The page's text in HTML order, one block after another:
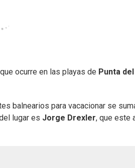
ocurre en las playas de Punta
balnearios para vacacionar se
lugar es Jorge Drexler, que este